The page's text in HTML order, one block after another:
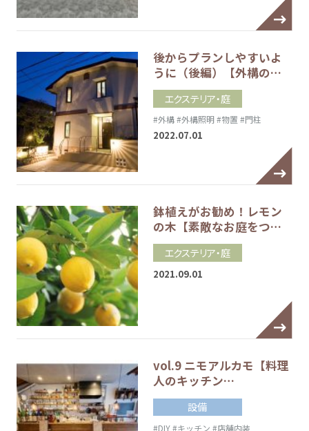
後からプランしやすいよ
うに（後編）【外構の…
エクステリア・庭
#外構#外構照明 #物置 #門柱
2022.07.01
鉢植えがお勧め！レモン
の木【素敵なお庭をつ…
エクステリア・庭
2021.09.01
vol.9 ニモアルカモ【料理
人のキッチン…
設備
#DIY#キッチン #店舗内装